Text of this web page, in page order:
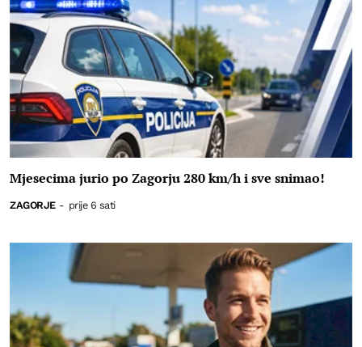
Mjesecima jurio po Zagorju 280 km/h i sve snimao!
ZAGORJE - prije 6 sati